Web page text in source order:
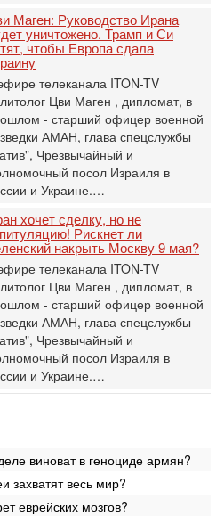
Маген: Руководство Ирана
уничтожено. Трамп и Си
чтобы Европа сдала
телеканала ITON-TV
Цви Маген , дипломат, в
- старший офицер военной
АМАН, глава спецслужбы
‎Чрезвычайный и
посол Израиля в
и Украине.…
хочет сделку, но не
Рискнет ли
накрыть Москву 9 мая?
телеканала ITON-TV
Цви Маген , дипломат, в
- старший офицер военной
АМАН, глава спецслужбы
‎Чрезвычайный и
посол Израиля в
и Украине.…
виноват в геноциде армян?
захватят весь мир?
еврейских мозгов?